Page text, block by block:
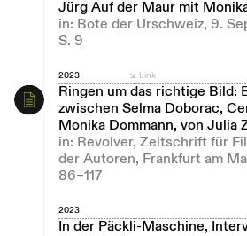
Jürg Auf der Maur mit
in: Bote der Urschweiz, 9.
S. 9
2023
Ringen um das richtige Bild:
zwischen Selma Doborac,
Monika Dommann, von Julia
in: Revolver, Zeitschrift für
der Autoren, Frankfurt am
86–117
Link
2023
In der Päckli-Maschine,